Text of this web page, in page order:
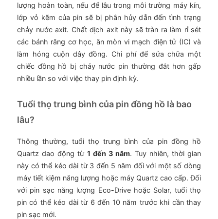
lượng hoàn toàn, nếu để lâu trong môi trường máy kín,
lớp vỏ kẽm của pin sẽ bị phân hủy dẫn đến tình trạng
chảy nước axit. Chất dịch axit này sẽ tràn ra làm rỉ sét
các bánh răng cơ học, ăn mòn vi mạch điện tử (IC) và
làm hỏng cuộn dây đồng. Chi phí để sửa chữa một
chiếc đồng hồ bị chảy nước pin thường đắt hơn gấp
nhiều lần so với việc thay pin định kỳ.
Tuổi thọ trung bình của pin đồng hồ là bao
lâu?
Thông thường, tuổi thọ trung bình của pin đồng hồ
Quartz dao động từ 1 đến 3 năm. Tuy nhiên, thời gian
này có thể kéo dài từ 3 đến 5 năm đối với một số dòng
máy tiết kiệm năng lượng hoặc máy Quartz cao cấp. Đối
với pin sạc năng lượng Eco-Drive hoặc Solar, tuổi thọ
pin có thể kéo dài từ 6 đến 10 năm trước khi cần thay
pin sạc mới.